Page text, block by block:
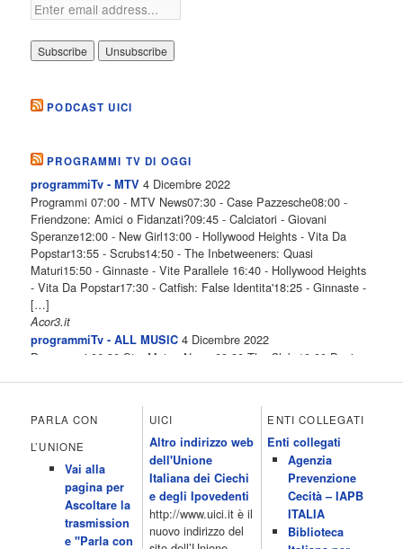
PODCAST UICI
PROGRAMMI TV DI OGGI
programmiTv - MTV 4 Dicembre 2022
Programmi 07:00 - MTV News07:30 - Case Pazzesche08:00 -
Friendzone: Amici o Fidanzati?09:45 - Calciatori - Giovani
Speranze12:00 - New Girl13:00 - Hollywood Heights - Vita Da
Popstar13:55 - Scrubs14:50 - The Inbetweeners: Quasi
Maturi15:50 - Ginnaste - Vite Parallele 16:40 - Hollywood Heights
- Vita Da Popstar17:30 - Catfish: False Identita'18:25 - Ginnaste -
[…]
Acor3.it
programmiTv - ALL MUSIC 4 Dicembre 2022
Programmi 06.30 Star.Meteo.News 09.30 The Club 10.00 Deejay
All News 16.05 Rotazione musicale 19.00 All News 19.05 The
Club 19.30 19.30 Human Guinea Pigs 20.00 Inbox 21.00 Code
Monkeys 21.30 Sons of Butcher […]
programmiTv - ITALIA 1 4 Dicembre 2022
Programmi 06.35 Cartoni Animati 09.05 Telefilm:Starsky & Hutch
10.10 Telefilm:Supercar 12.15 12.15 Secondo voi 12.25 Studio
Aperto 13.00 Studio Sport 13.40 Cartoni animati 14.30 I Simpson
PARLA CON
L’UNIONE
Vai alla
pagina per
Ascoltare la
trasmission
e "Parla con
UICI
Altro indirizzo web
dell'Unione
Italiana dei Ciechi
e degli Ipovedenti
http://www.uici.it è il
nuovo indirizzo del
ENTI COLLEGATI
Enti collegati
Agenzia
Prevenzione
Cecità – IAPB
ITALIA
Biblioteca